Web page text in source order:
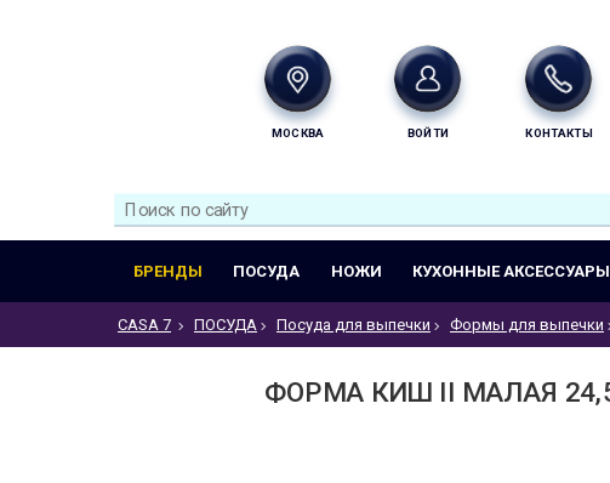
МОСКВА ВОЙТИ КОНТАКТЫ
БРЕНДЫ ПОСУДА НОЖИ КУХОННЫЕ АКСЕССУАРЫ
CASA 7 ПОСУДА Посуда для выпечки Формы для выпечки
ФОРМА КИШ II МАЛАЯ 24,5